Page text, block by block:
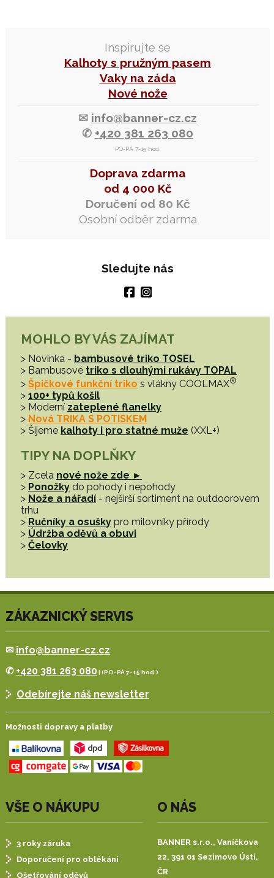
Inspirujte se
Kalhoty s pružným pasem
Vaky na záda
Nové nože
✉ info@banner-cz.cz
✆ +420 381 263 080
PO-PÁ 7-15 hod.
Doprava zdarma
od 4 000 Kč
Doručení od 80 Kč
Osobní odběr zdarma
Sledujte nás
MOHLO BY VÁS ZAJÍMAT
> Novinka - bambusové triko TOSEL
> Bambusové triko s dlouhými rukávy TOPAL
> Špičkové funkční triko s vlákny COOLMAX®
> 100+ typů košil
> Moderní zateplené flanelky
> Nová TRIKA S POTISKEM
> Šijeme kalhoty i pro statné muže (XXL+)
TIPY NA DOPLŇKY
> Zcela nové nože zde ►
> Ponožkydo pohody i nepohody
> Nože a nářadí- nejširší sortiment na outdoorovém
trhu
> Ručníky a osušky pro milovníky přírody
> Údržba oděvů a obuvi
> Čelovky
ZÁKAZNICKÝ SERVIS
✉ info@banner-cz.cz
✆ +420 381 263 080| (PO-PÁ 7-15 hod.)
Odebírejte náš newsletter
Možnosti dopravy a platby
VŠE O NÁKUPU
3 roky záruka
Doporučení pro oblékání
Ošetřování oděvů
O NÁS
BANNER s.r.o., Vaníčkova
22, 391 01 Sezimovo Ústí,
ČR